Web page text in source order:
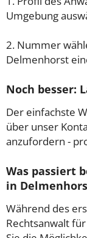
Umgebung
2. Nummer
Delmenhorst
Noch besser:
Der einfachste
über unser
anzufordern -
Was passiert
in
Während des
Rechtsanwalt